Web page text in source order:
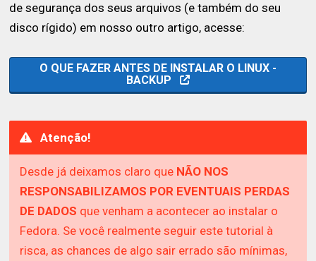
de segurança dos seus arquivos (e também do seu
disco rígido) em nosso outro artigo, acesse:
O QUE FAZER ANTES DE INSTALAR O LINUX -
BACKUP
Atenção!
Desde já deixamos claro que NÃO NOS
RESPONSABILIZAMOS POR EVENTUAIS PERDAS
DE DADOS que venham a acontecer ao instalar o
Fedora. Se você realmente seguir este tutorial à
risca, as chances de algo sair errado são mínimas,